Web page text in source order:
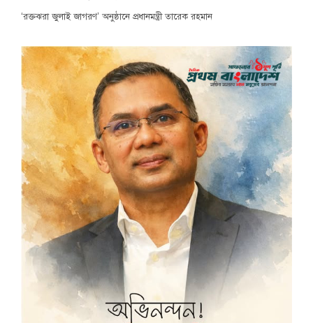
‘রক্তঝরা জুলাই জাগরণ’ অনুষ্ঠানে প্রধানমন্ত্রী তারেক রহমান